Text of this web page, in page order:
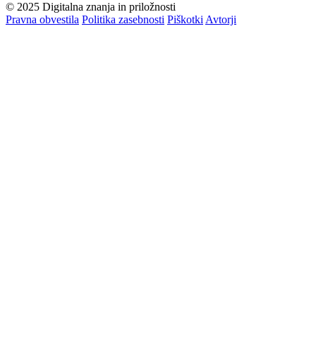
© 2025 Digitalna znanja in priložnosti
Pravna obvestila Politika zasebnosti Piškotki Avtorji